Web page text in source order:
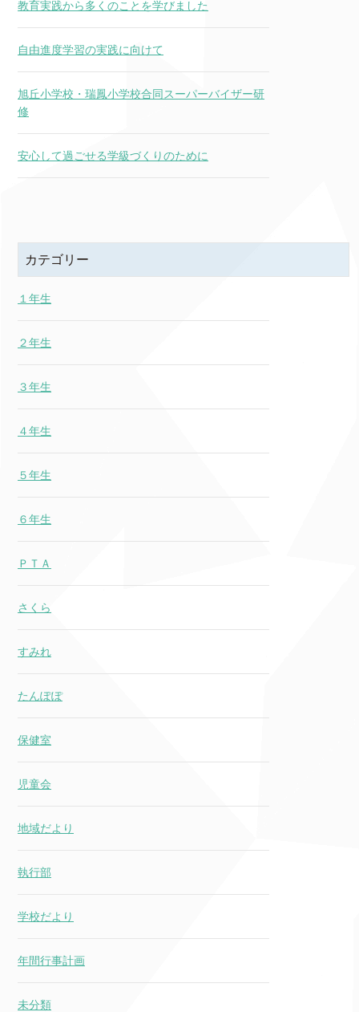
教育実践から多くのことを学びました
自由進度学習の実践に向けて
旭丘小学校・瑞鳳小学校合同スーパーバイザー研
修
安心して過ごせる学級づくりのために
カテゴリー
１年生
２年生
３年生
４年生
５年生
６年生
ＰＴＡ
さくら
すみれ
たんぽぽ
保健室
児童会
地域だより
執行部
学校だより
年間行事計画
未分類